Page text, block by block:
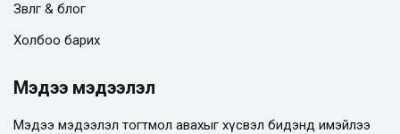
Зөвлөгөө & блог
Холбоо барих
Мэдээ мэдээлэл
Мэдээ мэдээлэл тогтмол авахыг хүсвэл бидэнд имэйлээ